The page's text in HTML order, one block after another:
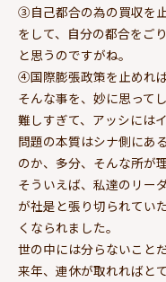
③自己都合の為の買収を
をして、自分の都合をご
と思うのですがね。
④国際膨張政策を止めれ
そんな事を、妙に思って
難しすぎて、アッシには
問題の本質はシナ側にあ
のか、多分、そんな所が
そういえば、私達のリー
が社是と張り切られてい
くなられました。
世の中には分らないこと
来年、連休が取れればと